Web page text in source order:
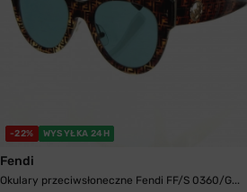
-22% WYSYŁKA 24H
Fendi
Okulary przeciwsłoneczne Fendi FF/S 0360/G...